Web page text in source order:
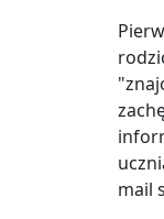
mail